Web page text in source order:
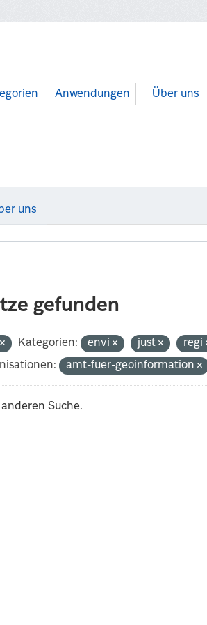
Anwendungen Über uns
uns
gefunden
Kategorien: envi just
regi
amt-fuer-geoinformation
Suche.